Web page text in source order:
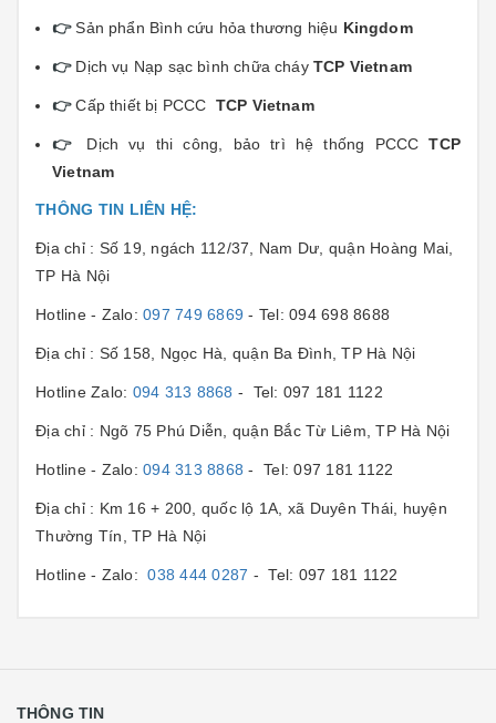
👉Sản phẩn Bình cứu hỏa thương hiệu Kingdom
👉 Dịch vụ Nạp sạc bình chữa cháy TCP Vietnam
👉Cấp thiết bị PCCC TCP Vietnam
👉 Dịch vụ thi công, bảo trì hệ thống PCCCTCP
Vietnam
THÔNG TIN LIÊN HỆ:
Địa chỉ : Số 19, ngách 112/37, Nam Dư, quận Hoàng Mai,
TP Hà Nội
Hotline - Zalo: 097 749 6869- Tel: 094 698 8688
Địa chỉ : Số 158, Ngọc Hà, quận Ba Đình, TP Hà Nội
Hotline Zalo: 094 313 8868 - Tel: 097 181 1122
Địa chỉ : Ngõ 75 Phú Diễn, quận Bắc Từ Liêm, TP Hà Nội
Hotline - Zalo: 094 313 8868- Tel: 097 181 1122
Địa chỉ : Km 16 + 200, quốc lộ 1A, xã Duyên Thái, huyện
Thường Tín, TP Hà Nội
Hotline - Zalo:038 444 0287 - Tel: 097 181 1122
THÔNG TIN